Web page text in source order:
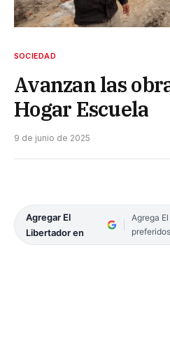
SOCIEDAD
Avanzan las
Hogar Escuela
9 de junio de 2025
Agregar El
Libertador en
Agrega